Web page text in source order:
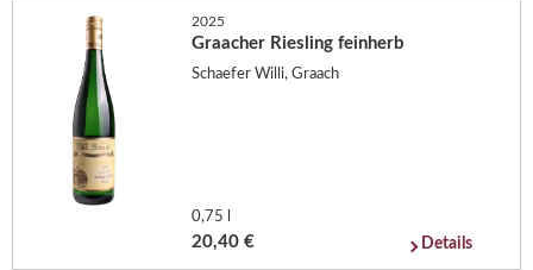
2025
Graacher Riesling feinherb
Schaefer Willi, Graach
0,75 l
20,40 € Details